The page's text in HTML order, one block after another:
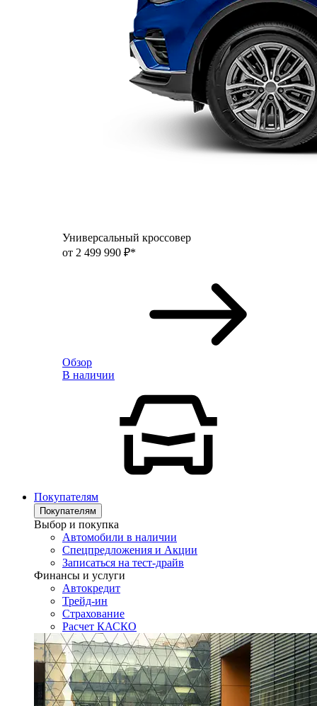
Универсальный кроссовер
от 2 499 990 ₽*
Обзор
В наличии
Покупателям
Покупателям
Выбор и покупка
Автомобили в наличии
Спецпредложения и Акции
Записаться на тест-драйв
Финансы и услуги
Автокредит
Трейд-ин
Страхование
Расчет КАСКО